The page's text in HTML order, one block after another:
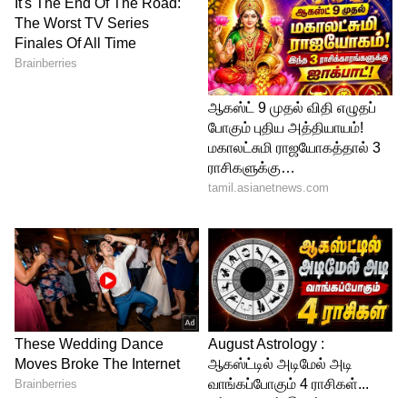
செய்முறை
முதலில் பூண்டு மற்றும் சிவப்பு மிளகாயை
எடுத்து, இடிகல்லில் நன்றாக இடித்துக்